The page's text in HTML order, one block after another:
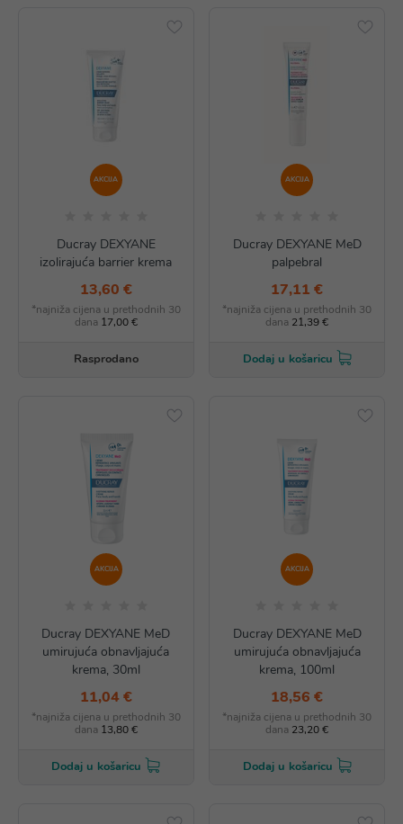
AKCIJA
Ducray DEXYANE
izolirajuća barrier krema
13,60 €
*najniža cijena u prethodnih 30
dana 17,00 €
Rasprodano
AKCIJA
Ducray DEXYANE MeD
palpebral
17,11 €
*najniža cijena u prethodnih 30
dana 21,39 €
Dodaj u košaricu
AKCIJA
Ducray DEXYANE MeD
umirujuća obnavljajuća
krema, 30ml
11,04 €
*najniža cijena u prethodnih 30
dana 13,80 €
Dodaj u košaricu
AKCIJA
Ducray DEXYANE MeD
umirujuća obnavljajuća
krema, 100ml
18,56 €
*najniža cijena u prethodnih 30
dana 23,20 €
Dodaj u košaricu